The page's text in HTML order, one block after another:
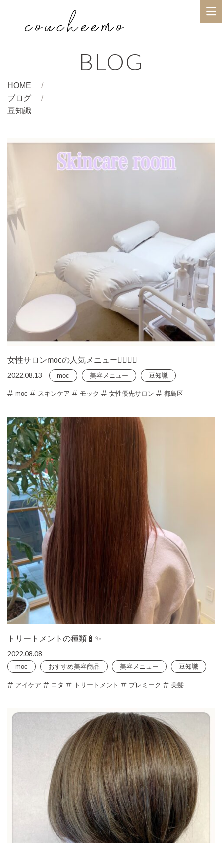
BLOG
HOME
ブログ
豆知識
女性サロンmocの人気メニュー🧖🏻‍♀️✨
2022.08.13
moc 美容メニュー 豆知識
moc スキンケア モック 女性優先サロン 都島区
トリートメントの種類🧴✨
2022.08.08
moc おすすめ美容商品 美容メニュー 豆知識
アイケア コタ トリートメント プレミーク 美髪